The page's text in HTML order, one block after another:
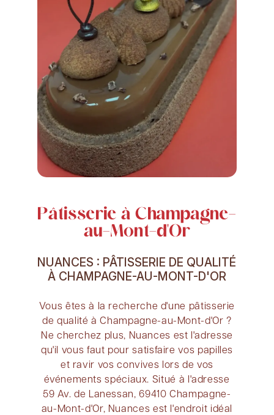
Pâtisserie à Champagne-
au-Mont-d'Or
NUANCES : PÂTISSERIE DE QUALITÉ
À CHAMPAGNE-AU-MONT-D'OR
Vous êtes à la recherche d'une pâtisserie
de qualité à Champagne-au-Mont-d'Or ?
Ne cherchez plus, Nuances est l'adresse
qu'il vous faut pour satisfaire vos papilles
et ravir vos convives lors de vos
événements spéciaux. Situé à l'adresse
59 Av. de Lanessan, 69410 Champagne-
au-Mont-d'Or, Nuances est l'endroit idéal